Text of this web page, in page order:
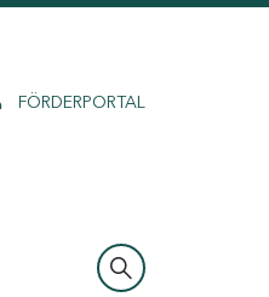
FÖRDERPORTAL